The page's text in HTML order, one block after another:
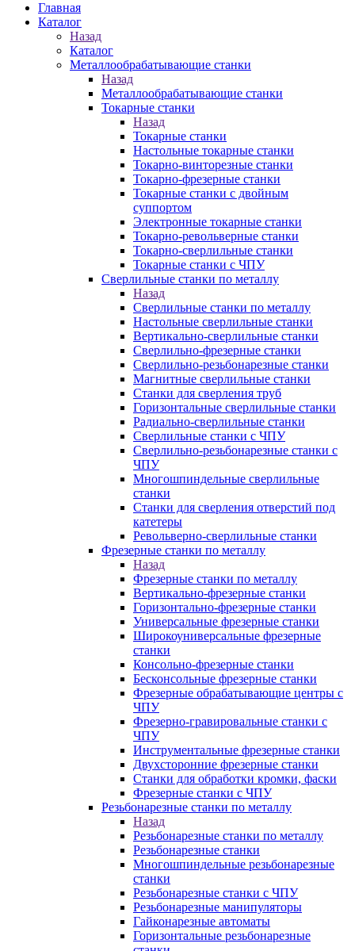
Главная
Каталог
Назад
Каталог
Металлообрабатывающие станки
Назад
Металлообрабатывающие станки
Токарные станки
Назад
Токарные станки
Настольные токарные станки
Токарно-винторезные станки
Токарно-фрезерные станки
Токарные станки с двойным
суппортом
Электронные токарные станки
Токарно-револьверные станки
Токарно-сверлильные станки
Токарные станки с ЧПУ
Сверлильные станки по металлу
Назад
Сверлильные станки по металлу
Настольные сверлильные станки
Вертикально-сверлильные станки
Сверлильно-фрезерные станки
Сверлильно-резьбонарезные станки
Магнитные сверлильные станки
Станки для сверления труб
Горизонтальные сверлильные станки
Радиально-сверлильные станки
Сверлильные станки с ЧПУ
Сверлильно-резьбонарезные станки с
ЧПУ
Многошпиндельные сверлильные
станки
Станки для сверления отверстий под
катетеры
Револьверно-сверлильные станки
Фрезерные станки по металлу
Назад
Фрезерные станки по металлу
Вертикально-фрезерные станки
Горизонтально-фрезерные станки
Универсальные фрезерные станки
Широкоуниверсальные фрезерные
станки
Консольно-фрезерные станки
Бесконсольные фрезерные станки
Фрезерные обрабатывающие центры с
ЧПУ
Фрезерно-гравировальные станки с
ЧПУ
Инструментальные фрезерные станки
Двухсторонние фрезерные станки
Станки для обработки кромки, фаски
Фрезерные станки с ЧПУ
Резьбонарезные станки по металлу
Назад
Резьбонарезные станки по металлу
Резьбонарезные станки
Многошпиндельные резьбонарезные
станки
Резьбонарезные станки с ЧПУ
Резьбонарезные манипуляторы
Гайконарезные автоматы
Горизонтальные резьбонарезные